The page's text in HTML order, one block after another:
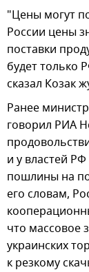
"Цены могут
России цены
поставки
будет только
сказал Козак
Ранее
говорил РИА
и у властей
пошлины на
его словам,
что массовое
украинских
к резкому